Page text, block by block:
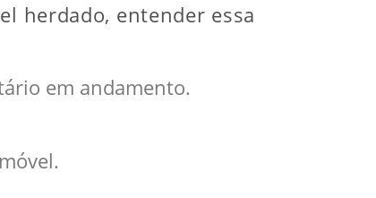
herdado, entender essa
em andamento.